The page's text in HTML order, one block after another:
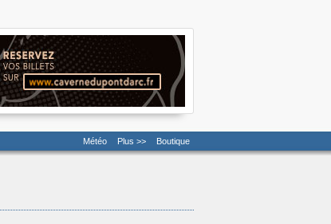
Météo Plus >> Boutique